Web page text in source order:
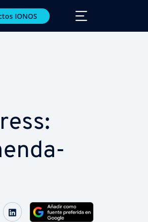
IONOS
Facebook
Twitter
Compartir LinkedIn